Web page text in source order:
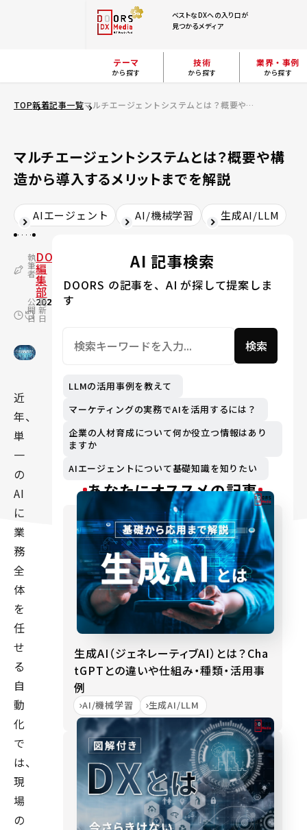
ベストなDXへの入り口が
見つかるメディア
テーマ
から探す
技術
から探す
業界・事例
から探す
TOP新着記事一覧 マルチエージェントシステムとは？概要や構造から導入するメリットまでを解説
マルチエージェントシステムとは？概要や構
造から導入するメリットまでを解説
AIエージェント AI/機械学習 生成AI/LLM
執
筆
者
DOORS
編
集
部
公
開
日
2026.05.13
更
新
日
2026.07.17
近
年、
単
一
の
AI
に
業
務
全
体
を
任
せ
る
自
動
化
で
は、
現
場
の
AI 記事検索
DOORS の記事を、AI が探して提案しま
す
検索
LLMの活用事例を教えて
マーケティングの実務でAIを活用するには？
企業の人材育成について何か役立つ情報はあり
ますか
AIエージェントについて基礎知識を知りたい
あなたにオススメの記事
生成AI（ジェネレーティブAI）とは？Cha
tGPTとの違いや仕組み・種類・活用事
例
AI/機械学習 生成AI/LLM